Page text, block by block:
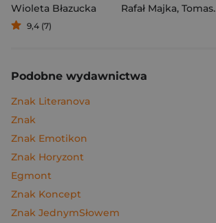
Wioleta Błazucka
9,4 (7)
Rafał Majka, Tomasz Kalemba
Podobne wydawnictwa
Znak Literanova
Znak
Znak Emotikon
Znak Horyzont
Egmont
Znak Koncept
Znak JednymSłowem